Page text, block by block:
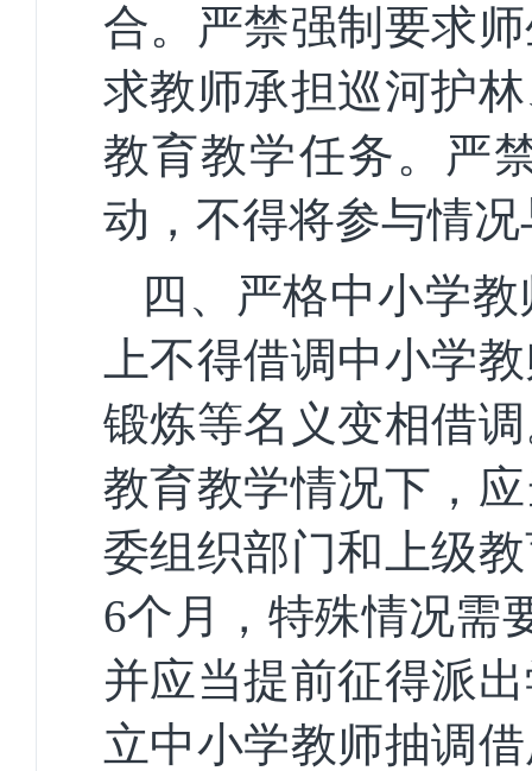
合。严禁强制要求
求教师承担巡河护
教育教学任务。严
动，不得将参与情
四、严格中小学
上不得借调中小学
锻炼等名义变相借
教育教学情况下，
委组织部门和上级
6个月，特殊情况需
并应当提前征得派
立中小学教师抽调